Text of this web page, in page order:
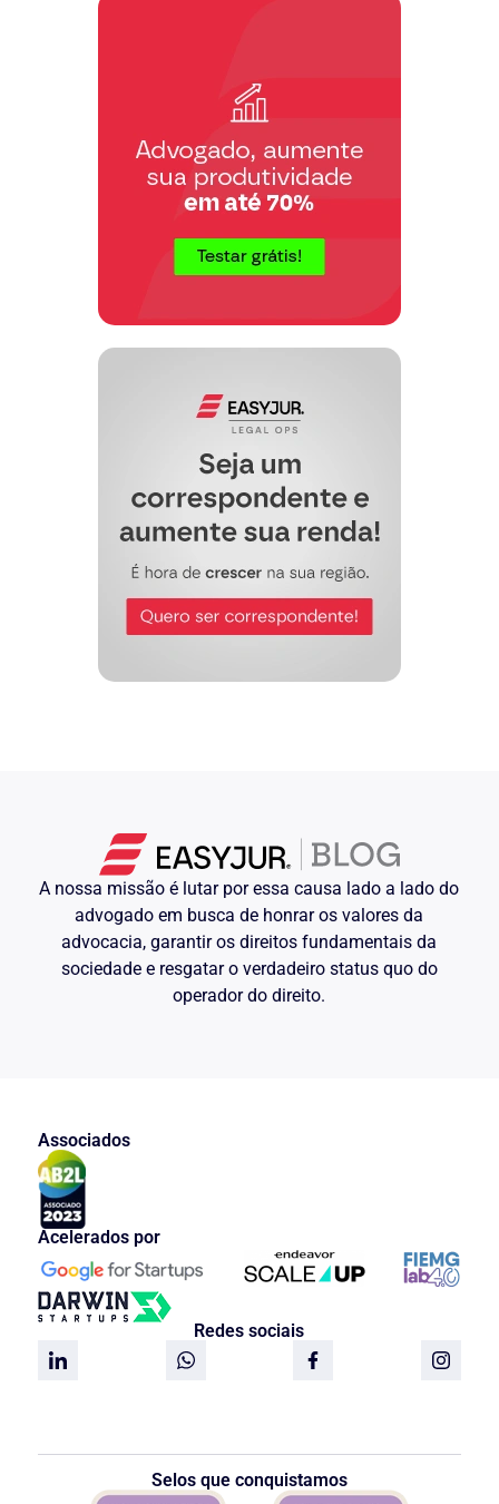
A nossa missão é lutar por essa causa lado a lado do
advogado em busca de honrar os valores da
advocacia, garantir os direitos fundamentais da
sociedade e resgatar o verdadeiro status quo do
operador do direito.
Associados
Acelerados por
Redes sociais
Selos que conquistamos